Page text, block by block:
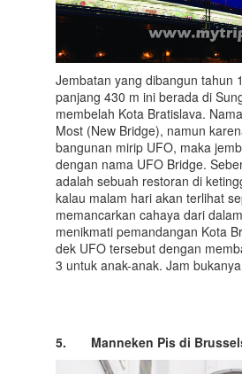
Jembatan yang dibangun tahun
panjang 430 m ini berada di
membelah Kota Bratislava.
Most (New Bridge), namun
bangunan mirip UFO, maka
dengan nama UFO Bridge.
adalah sebuah restoran di
kalau malam hari akan terlihat
memancarkan cahaya dari
menikmati pemandangan Kota
dek UFO tersebut dengan
3 untuk anak-anak. Jam
5. Manneken Pis di